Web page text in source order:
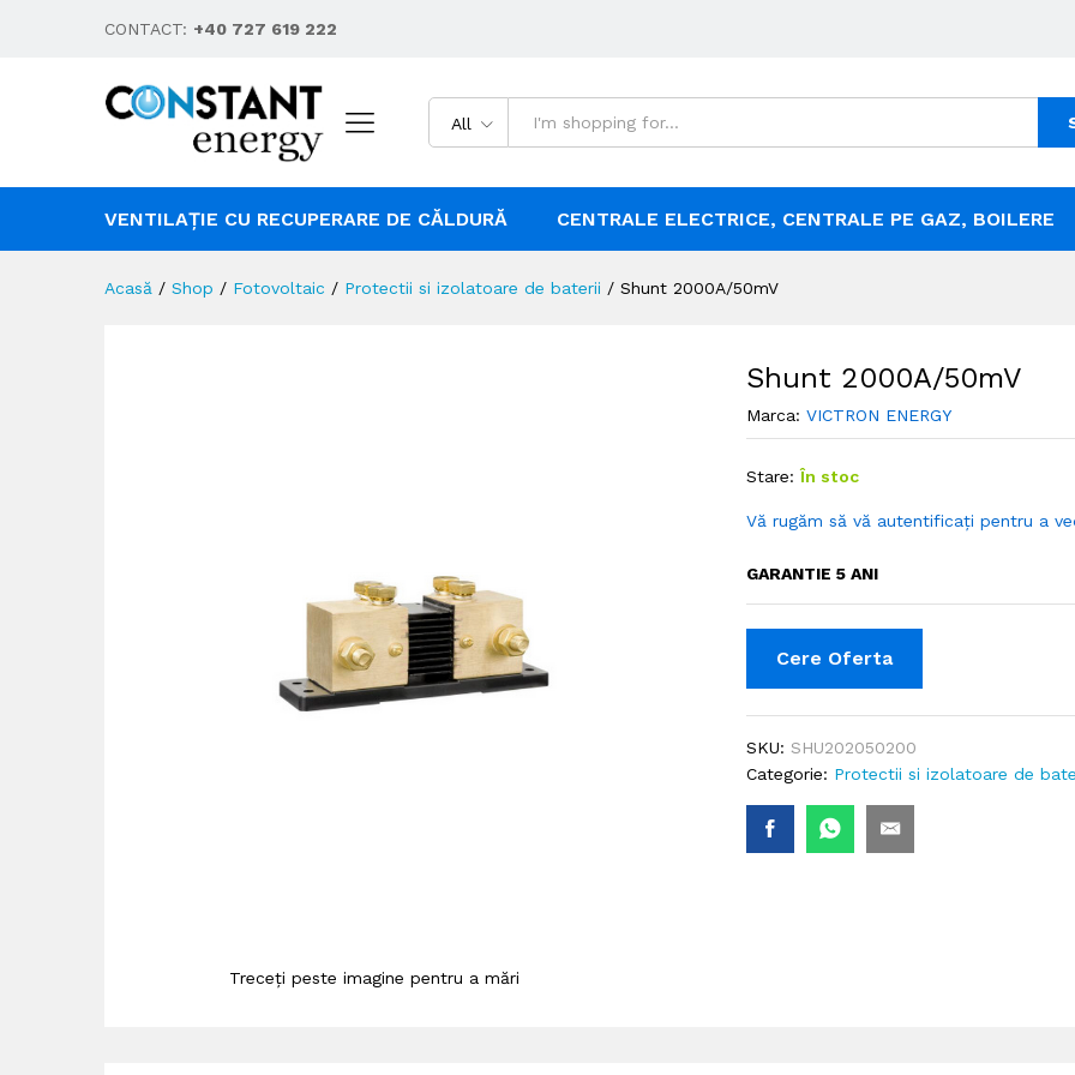
CONTACT: +40 727 619 222
All
VENTILAȚIE CU RECUPERARE DE CĂLDURĂ CENTRALE ELECTRICE, CENTRALE PE GAZ, BOILERE
Acasă / Shop / Fotovoltaic / Protectii si izolatoare de baterii / Shunt 2000A/50mV
Treceți peste imagine pentru a mări
Shunt 2000A/50mV
Marca:VICTRON ENERGY
Stare: În stoc
Vă rugăm să vă autentificați pentru a
GARANTIE 5 ANI
Cere Oferta
SKU:SHU202050200
Categorie: Protectii si izolatoare de